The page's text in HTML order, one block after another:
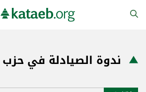
ندوة الصيادلة في حزب